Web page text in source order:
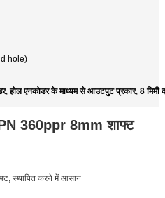
hole)
,होल एनकोडर के माध्यम से आउटपुट प्रकार, 8 मिमी
360ppr 8mm शाफ्ट
स्थापित करने में आसान